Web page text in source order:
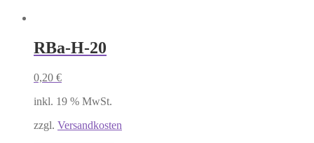
RBa-H-20
0,20 €
inkl. 19 % MwSt.
zzgl. Versandkosten